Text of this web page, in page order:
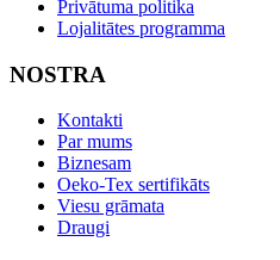
Privātuma politika
Lojalitātes programma
NOSTRA
Kontakti
Par mums
Biznesam
Oeko-Tex sertifikāts
Viesu grāmata
Draugi